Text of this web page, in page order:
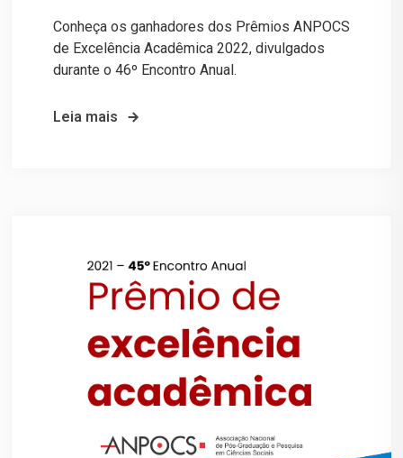
Conheça os ganhadores dos Prêmios ANPOCS
de Excelência Acadêmica 2022, divulgados
durante o 46º Encontro Anual.
Leia mais